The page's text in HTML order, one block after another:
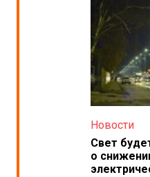
Новости
Свет
о